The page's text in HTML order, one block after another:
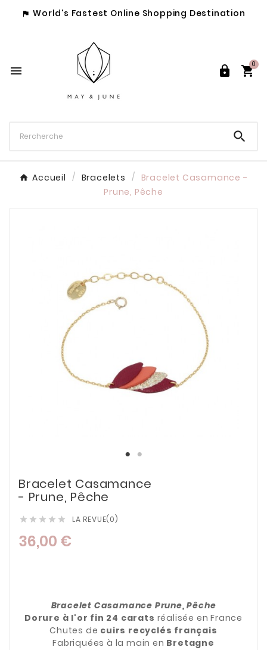
 World's Fastest Online Shopping Destination
  
0

Accueil Bracelets
Bracelet Casamance -
Prune, Pêche
Bracelet Casamance
- Prune, Pêche
     LA REVUE(0)
36,00 €
Bracelet Casamance Prune, Pêche
Dorure à l'or fin 24 carats réalisée en France
Chutes de cuirs recyclés français
Fabriquées à la main en Bretagne